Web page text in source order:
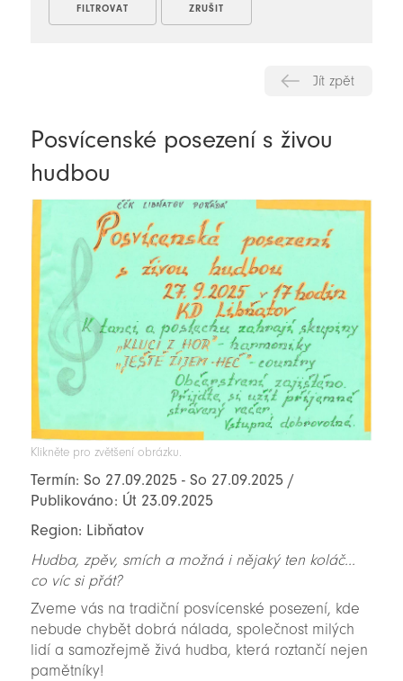
Jít zpět
Posvícenské posezení s živou
hudbou
Klikněte pro zvětšení obrázku.
Termín: So 27.09.2025 - So 27.09.2025 /
Publikováno: Út 23.09.2025
Region: Libňatov
Hudba, zpěv, smích a možná i nějaký ten koláč...
co víc si přát?
Zveme vás na tradiční posvícenské posezení, kde
nebude chybět dobrá nálada, společnost milých
lidí a samozřejmě živá hudba, která roztančí nejen
pamětníky!